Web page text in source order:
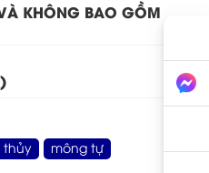
KHÔNG BAO GỒM
thủy mông tự
Thượng...